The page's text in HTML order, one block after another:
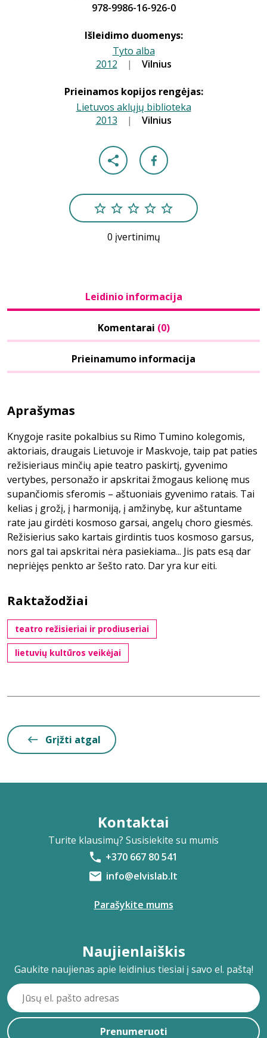
978-9986-16-926-0
Išleidimo duomenys:
Tyto alba
2012 | Vilnius
Prieinamos kopijos rengėjas:
Lietuvos aklųjų biblioteka
2013 | Vilnius
0 įvertinimų
Leidinio informacija
Komentarai (0)
Prieinamumo informacija
Aprašymas
Knygoje rasite pokalbius su Rimo Tumino kolegomis,
aktoriais, draugais Lietuvoje ir Maskvoje, taip pat paties
režisieriaus minčių apie teatro paskirtį, gyvenimo
vertybes, personažo ir apskritai žmogaus kelionę mus
supančiomis sferomis – aštuoniais gyvenimo ratais. Tai
kelias į grožį, į harmoniją, į amžinybę, kur aštuntame
rate jau girdėti kosmoso garsai, angelų choro giesmės.
Režisierius sako kartais girdintis tuos kosmoso garsus,
nors gal tai apskritai nėra pasiekiama... Jis pats esą dar
nepriėjęs penkto ar šešto rato. Dar yra kur eiti.
Raktažodžiai
teatro režisieriai ir prodiuseriai
lietuvių kultūros veikėjai
Grįžti atgal
Kontaktai
Turite klausimų? Susisiekite su mumis
+370 667 80 541
info@elvislab.lt
Parašykite mums
Naujienlaiškis
Gaukite naujienas apie leidinius tiesiai į savo el. paštą!
Prenumeruoti